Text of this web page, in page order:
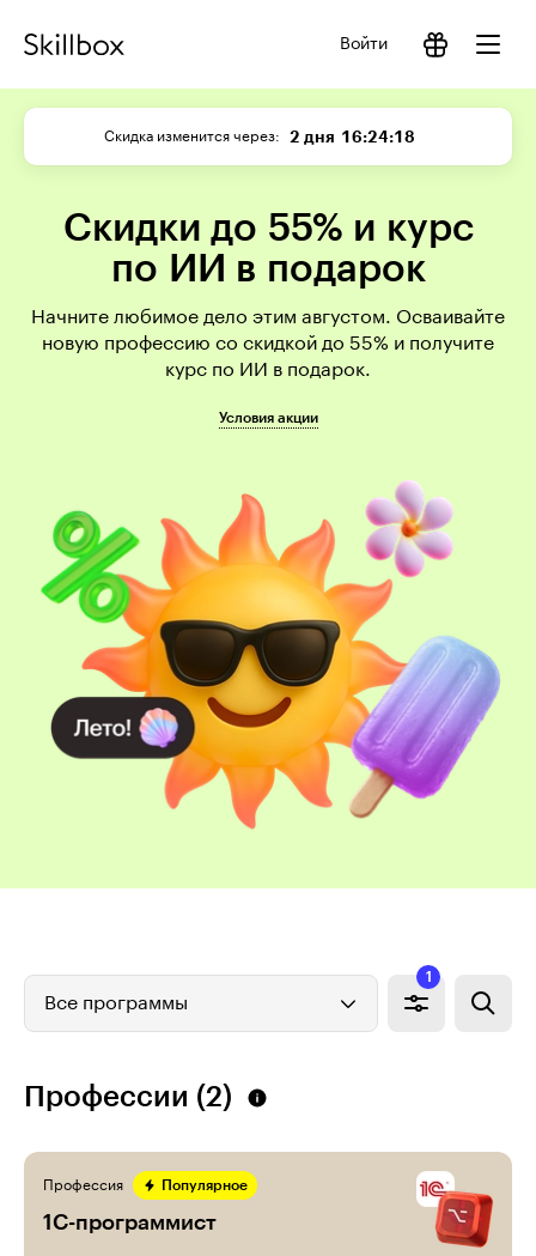
Войти
Скидка изменится через 2 дня 16:24:18
Скидки до 55% и курс
по ИИ в подарок
Начните любимое дело этим августом. Осваивайте
новую профессию со скидкой до 55% и получите
курс по ИИ в подарок.
Условия акции
Все программы
1
Профессии (2)
Профессия Популярное
1С-программист